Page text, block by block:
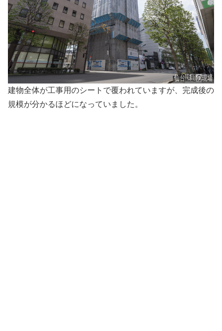
建物全体が工事用のシートで覆われていますが、完成後の
規模が分かるほどになっていました。